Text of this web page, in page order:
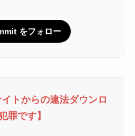
をフォロー
トからの違法ダウンロ
罪です】